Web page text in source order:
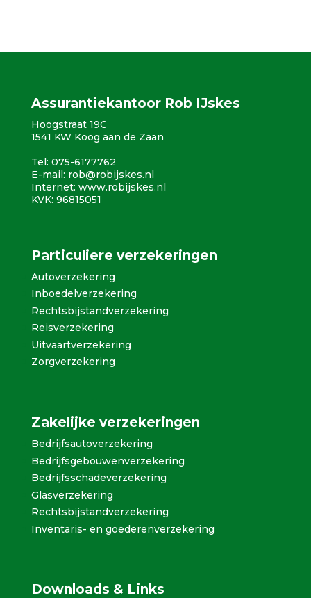
Assurantiekantoor Rob IJskes
Hoogstraat 19C
1541 KW Koog aan de Zaan
Tel: 075-6177762
E-mail: rob@robijskes.nl
Internet: www.robijskes.nl
KVK: 96815051
Particuliere verzekeringen
Autoverzekering
Inboedelverzekering
Rechtsbijstandverzekering
Reisverzekering
Uitvaartverzekering
Zorgverzekering
Zakelijke verzekeringen
Bedrijfsautoverzekering
Bedrijfsgebouwenverzekering
Bedrijfsschadeverzekering
Glasverzekering
Rechtsbijstandverzekering
Inventaris- en goederenverzekering
Downloads & Links